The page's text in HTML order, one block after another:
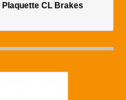
Plaquette CL Brakes